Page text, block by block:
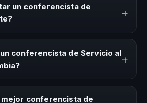
estrategias y experiencias sobre
corporativos, convenciones y
para la audiencia.
un conferencista de
+
anuales, programas de
integración o cuando tu
impulsar un cambio cultural
temática.
conferencista de Servicio al
+
o virtual) y la duración del evento.
conferencista de